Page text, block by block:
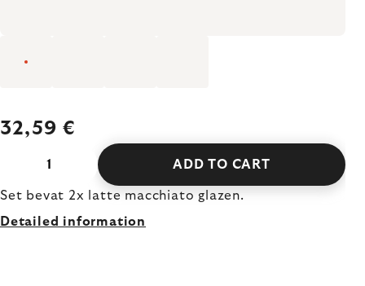
32,59 €
ADD TO CART
Set bevat 2x latte macchiato glazen.
Detailed information